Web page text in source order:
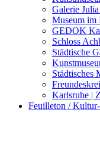
Galerie
Museum im
GEDOK
Schloss
Städtische
Städtisches
Karlsruhe |
Feuilleton /